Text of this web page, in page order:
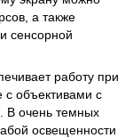
а также
сенсорной
работу при
с объективами с
В очень темных
освещенности